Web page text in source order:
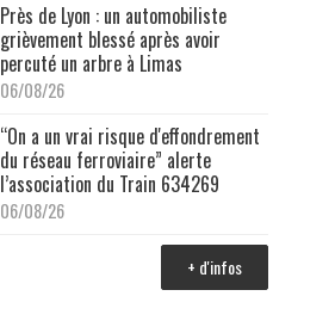
Près de Lyon : un automobiliste
grièvement blessé après avoir
percuté un arbre à Limas
06/08/26
“On a un vrai risque d'effondrement
du réseau ferroviaire” alerte
l’association du Train 634269
06/08/26
+ d'infos